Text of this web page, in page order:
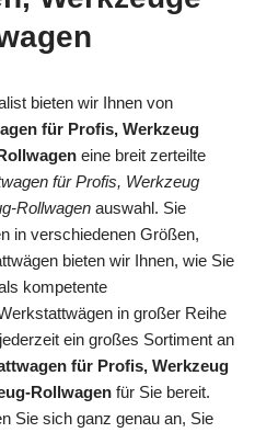
bieten wir Ihnen von
für Profis, Werkzeug
eine breit zerteilte
für Profis, Werkzeug
Rollwagen auswahl. Sie
in verschiedenen Größen,
bieten wir Ihnen, wie Sie
kompetente
in großer Reihe
ein großes Sortiment an
für Profis, Werkzeug
Rollwagen für Sie bereit.
Sie sich ganz genau an, Sie